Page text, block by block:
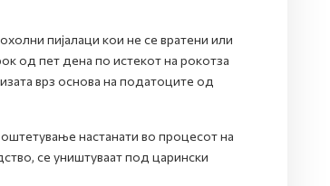
пијалаци кои не се вратени или
од пет дена по истекот на рокотза
врз основа на податоците од
настанати во процесот на
се уништуваат под царински